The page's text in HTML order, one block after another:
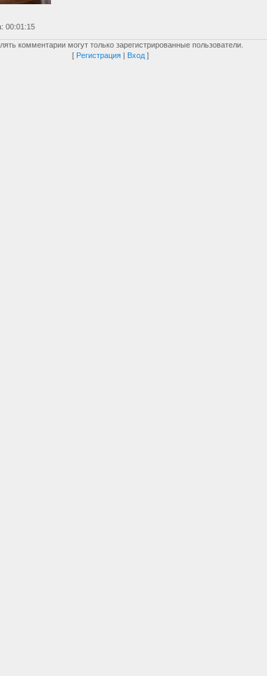
: 00:01:15
комментарии могут только зарегистрированные пользователи.
[ Регистрация | Вход ]